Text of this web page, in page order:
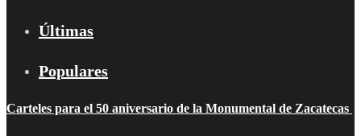
Últimas
Populares
Carteles para el 50 aniversario de la Monumental de Zacatecas